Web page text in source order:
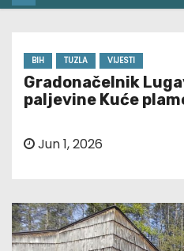
BIH TUZLA VIJESTI
Gradonačelnik
paljevine Kuće
Jun 1, 2026